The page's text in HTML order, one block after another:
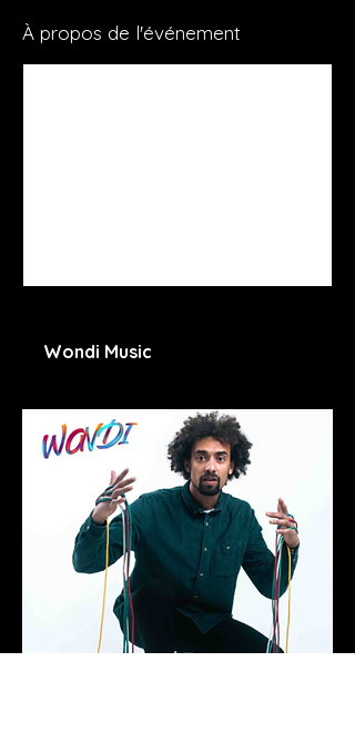
À propos de l'événement
Wondi Music